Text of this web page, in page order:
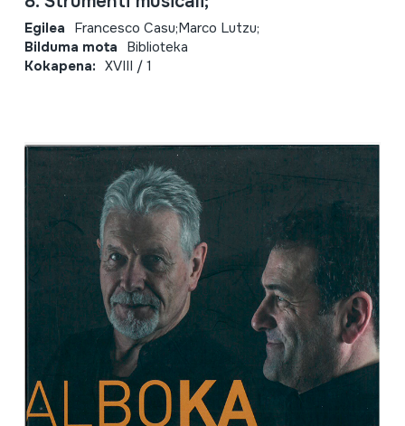
Egilea Francesco Casu;Marco Lutzu;
Bilduma mota Biblioteka
Kokapena: XVIII / 1